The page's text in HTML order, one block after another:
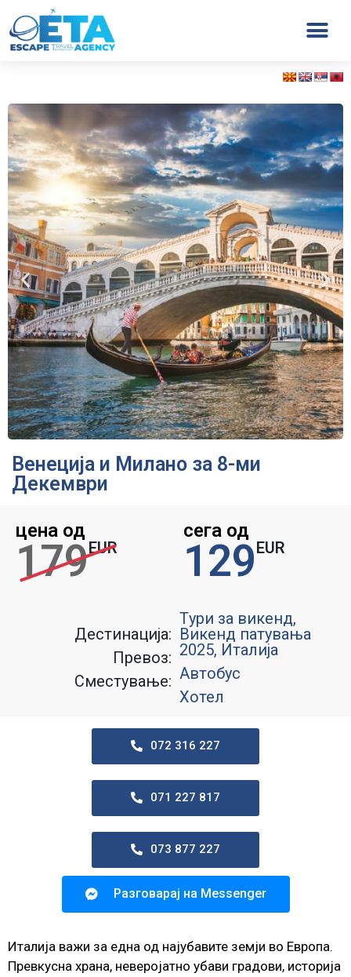
Венеција и Милано за 8-ми
Декември
цена од
179EUR
сега од
129 EUR
Дестинација:
Превоз:
Сместување:
Tури за викенд,
Викенд патувања
2025, Италија
Автобус
Хотел
072 316 227
071 227 817
073 877 227
Разговарај на Messenger
Италија важи за една од најубавите земји во Европа.
Превкусна храна, неверојатно убави градови, историја